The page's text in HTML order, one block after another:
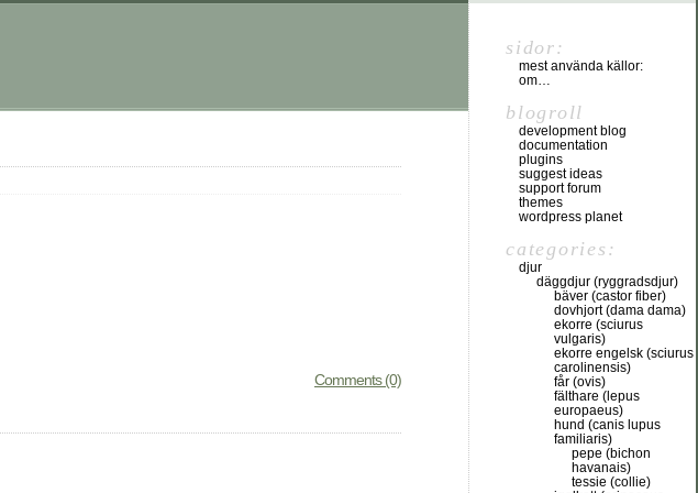
Comments (0)
sidor:
mest använda källor:
om…
blogroll
development blog
documentation
plugins
suggest ideas
support forum
themes
wordpress planet
categories:
djur
däggdjur (ryggradsdjur)
bäver (castor fiber)
dovhjort (dama dama)
ekorre (sciurus
vulgaris)
ekorre engelsk (sciurus
carolinensis)
får (ovis)
fälthare (lepus
europaeus)
hund (canis lupus
familiaris)
pepe (bichon
havanais)
tessie (collie)